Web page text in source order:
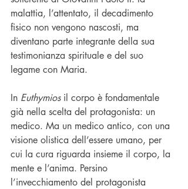
malattia, l’attentato, il decadimento
fisico non vengono nascosti, ma
diventano parte integrante della sua
testimonianza spirituale e del suo
legame con Maria.
In Euthymios il corpo è fondamentale
già nella scelta del protagonista: un
medico. Ma un medico antico, con una
visione olistica dell’essere umano, per
cui la cura riguarda insieme il corpo, la
mente e l’anima. Persino
l’invecchiamento del protagonista